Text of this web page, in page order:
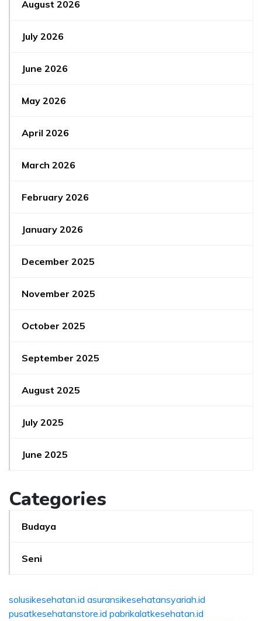
August 2026
July 2026
June 2026
May 2026
April 2026
March 2026
February 2026
January 2026
December 2025
November 2025
October 2025
September 2025
August 2025
July 2025
June 2025
Categories
Budaya
Seni
solusikesehatan.id asuransikesehatansyariah.id
pusatkesehatanstore.id pabrikalatkesehatan.id